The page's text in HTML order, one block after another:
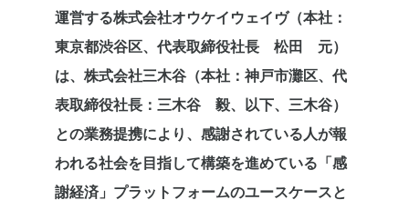
運営する株式会社オウケイウェイヴ（本社：
東京都渋谷区、代表取締役社長 松田 元）
は、株式会社三木谷（本社：神戸市灘区、代
表取締役社長：三木谷 毅、以下、三木谷）
との業務提携により、感謝されている人が報
われる社会を目指して構築を進めている「感
謝経済」プラットフォームのユースケースと